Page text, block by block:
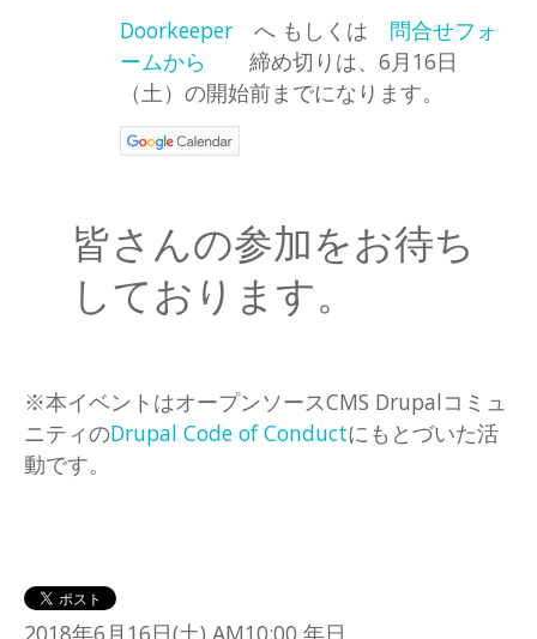
Doorkeeper へ もしくは 問合せフォ
ームから 締め切りは、6月16日
（土）の開始前までになります。
皆さんの参加をお待ち
しております。
※本イベントはオープンソースCMS Drupalコミュ
ニティのDrupal Code of Conductにもとづいた活
動です。
2018年6月16日(土) AM10:00 年日